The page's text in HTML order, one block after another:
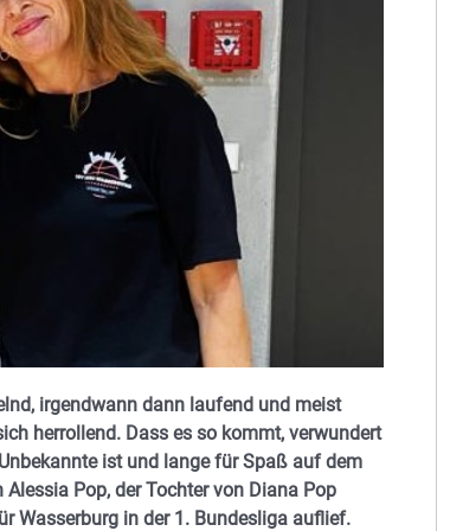
irgendwann dann laufend und meist
herrollend. Dass es so kommt, verwundert
ist und lange für Spaß auf dem
Pop, der Tochter von Diana Pop
Wasserburg in der 1. Bundesliga auflief.